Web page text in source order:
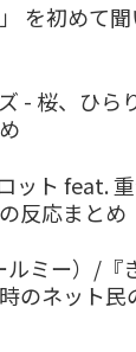
を初めて
- 桜、ひら
ット feat.
反応まとめ
ミー）/『
のネット民